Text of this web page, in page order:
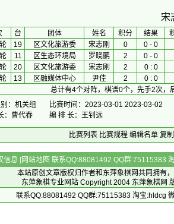
宋
台 团体 姓名 积分 结果
19 区文化旅游委 宋志刚 0
0 - 0
11 区生态环境局 罗晓鹂 2
0 - 0
20 区文化旅游委 宋志刚 2
0 : 0
13 区融媒体中心 尹佳 2
0 : 0
总计有4个对阵，棋谱0个，先手2次，
：机关组
比赛时间：2023-03-01 2023-03-02
：曹代春
编 排 长：王钊远
比赛列表 比赛规程 编辑名单 复
信息 [网站地图 联系QQ:88081492 QQ群:75115383
本站原创文章版权归作者和 东萍象棋网共同拥有
东萍象棋专业网站 Copyright 2004 东萍象棋网
联系QQ:88081492 QQ群:75115383 淘宝:hldcg